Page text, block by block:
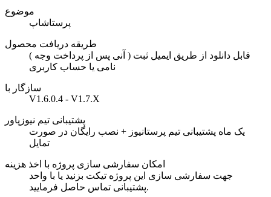
موضوع
پرستاشاپ
طریقه دریافت محصول
( آنی پس از پرداخت وجه ) قابل دانلود از طریق ایمیل ثبت
نامی یا حساب کاربری
سازگار با
V1.6.0.4 - V1.7.X
پشتیبانی تیم نیوزپاور
یک ماه پشتیبانی تیم پرستانیوز + نصب رایگان در صورت
تمایل
امکان سفارشی سازی پروژه با اخذ هزینه
جهت سفارشی سازی این پروژه تیکت بزنید یا با واحد
پشتیبانی تماس حاصل فرمایید.